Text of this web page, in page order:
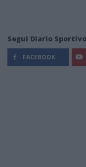
Segui Diario
FACEBOOK